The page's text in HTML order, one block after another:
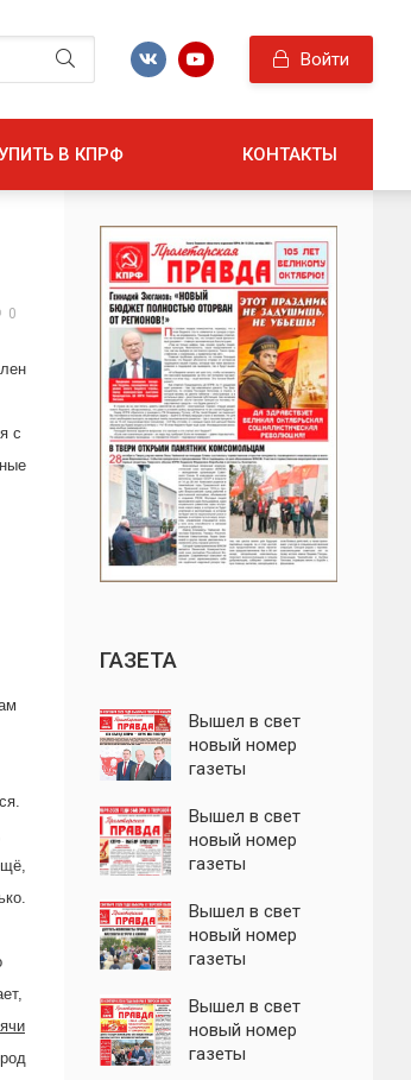
Войти
В КПРФ КОНТАКТЫ
0
с
ГАЗЕТА
Вышел в свет
новый номер
газеты
правда"
Вышел в свет
новый номер
газеты
правда"
Вышел в свет
новый номер
газеты
правда"
Вышел в свет
новый номер
газеты